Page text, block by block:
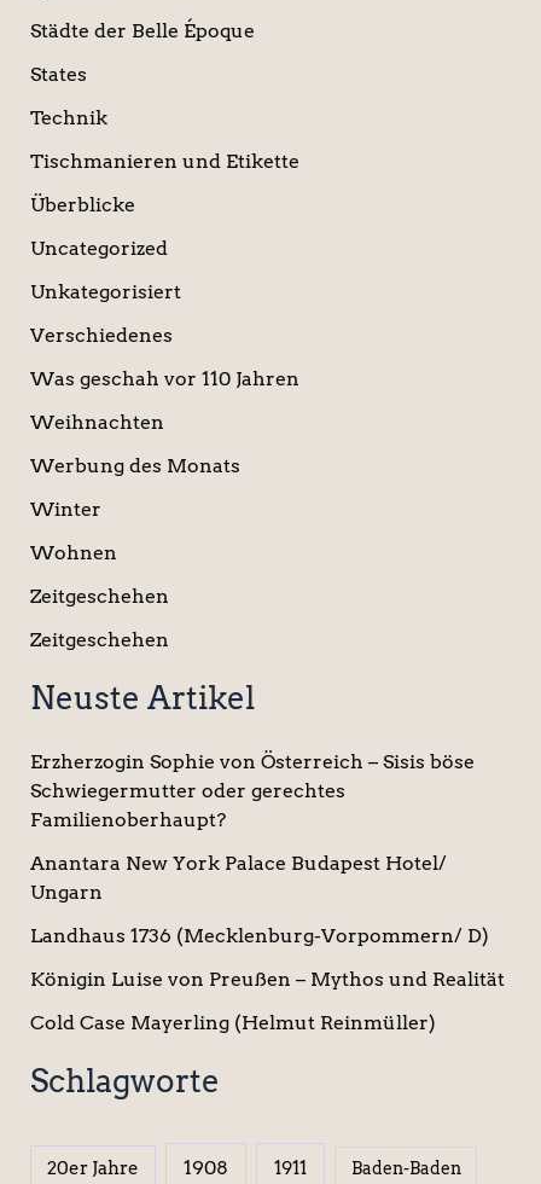
Städte der Belle Époque
States
Technik
Tischmanieren und Etikette
Überblicke
Uncategorized
Unkategorisiert
Verschiedenes
Was geschah vor 110 Jahren
Weihnachten
Werbung des Monats
Winter
Wohnen
Zeitgeschehen
Zeitgeschehen
Neuste Artikel
Erzherzogin Sophie von Österreich – Sisis böse
Schwiegermutter oder gerechtes
Familienoberhaupt?
Anantara New York Palace Budapest Hotel/
Ungarn
Landhaus 1736 (Mecklenburg-Vorpommern/ D)
Königin Luise von Preußen – Mythos und Realität
Cold Case Mayerling (Helmut Reinmüller)
Schlagworte
20er Jahre 1908 1911 Baden-Baden